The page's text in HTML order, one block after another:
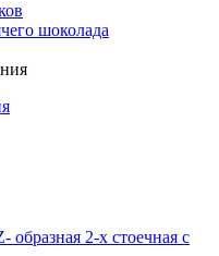
шоколада